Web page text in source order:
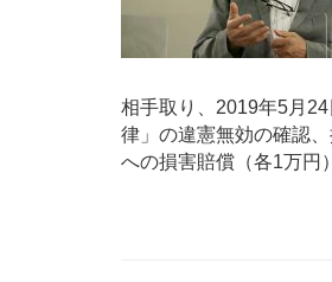
相手取り、2019年5月
律」の違憲無効の確認
への損害賠償（各1万円